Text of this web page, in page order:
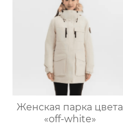
Женская парка цвета
«off-white»